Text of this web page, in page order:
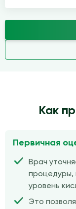
Как
Первичная
Врач
процедуры,
уровень
Это